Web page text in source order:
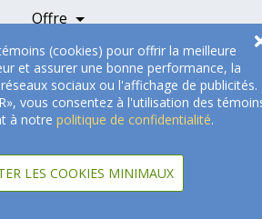
(cookies) pour offrir la meilleure
et assurer une bonne performance, la
sociaux ou l'affichage de publicités.
vous consentez à l'utilisation des
à notre politique de confidentialité.
LES COOKIES MINIMAUX
Offre
Témoignages
Partenaires
Devenir Partenaire
de la santé
Inc. SOS Cuisine. Tous droits
réservés.